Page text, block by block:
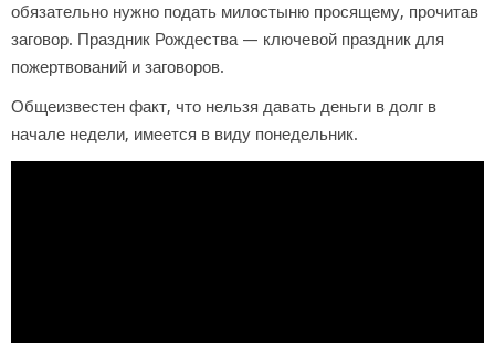
обязательно нужно подать милостыню просящему, прочитав
заговор. Праздник Рождества — ключевой праздник для
пожертвований и заговоров.
Общеизвестен факт, что нельзя давать деньги в долг в
начале недели, имеется в виду понедельник.